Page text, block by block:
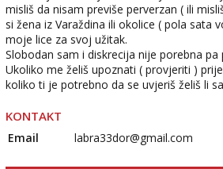
misliš da nisam previše perverzan ( ili
si žena iz Varaždina ili okolice ( pola sata
moje lice za svoj užitak.
Slobodan sam i diskrecija nije porebna
Ukoliko me želiš upoznati ( provjeriti )
koliko ti je potrebno da se uvjeriš želiš li
KONTAKT
Email labra33dor@gmail.com